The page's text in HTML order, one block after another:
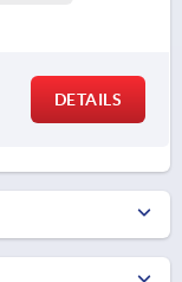
DETAILS